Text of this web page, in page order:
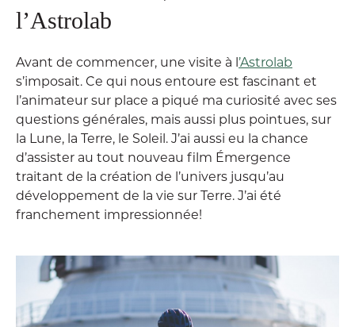
l’Astrolab
Avant de commencer, une visite à l’Astrolab
s’imposait. Ce qui nous entoure est fascinant et
l’animateur sur place a piqué ma curiosité avec ses
questions générales, mais aussi plus pointues, sur
la Lune, la Terre, le Soleil. J’ai aussi eu la chance
d’assister au tout nouveau film Émergence
traitant de la création de l’univers jusqu’au
développement de la vie sur Terre. J’ai été
franchement impressionnée!